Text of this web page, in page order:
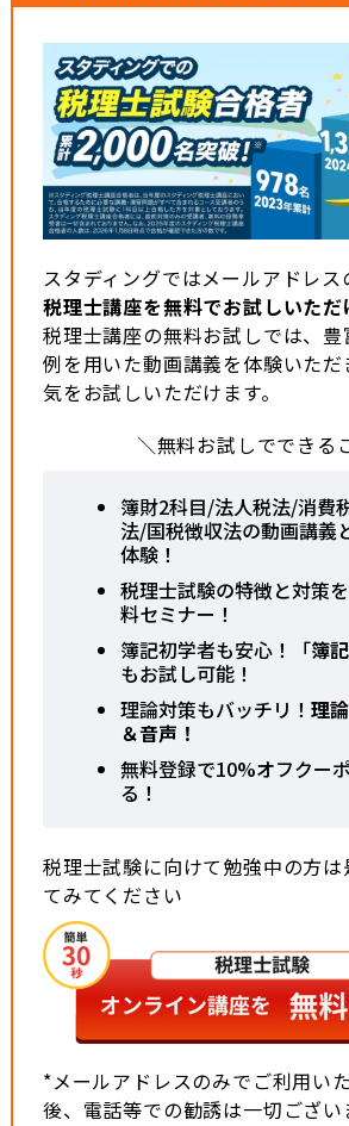
スタディングではメールアドレス
税理士講座を無料でお試しいただ
税理士講座の無料お試しでは、
例を用いた動画講義を体験いただ
気をお試しいただけます。
＼無料お試しでできる
簿財2科目/法人税法/消費
法/国税徴収法の動画講義
体験！
税理士試験の特徴と対策
料セミナー！
簿記初学者も安心！「簿
もお試し可能！
理論対策もバッチリ！ 理
＆音声！
無料登録で10%オフクー
る！
税理士試験に向けて勉強中の方
てみてください
*メールアドレスのみでご利用い
後、電話等での勧誘は一切ござい